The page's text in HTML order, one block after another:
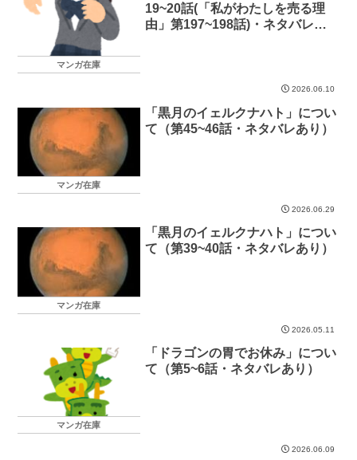
マンガ在庫
19~20話(「私がわたしを売る理
由」第197~198話)・ネタバレあ
2026.06.10
マンガ在庫
「黒月のイェルクナハト」につい
て（第45~46話・ネタバレあり）
2026.06.29
マンガ在庫
「黒月のイェルクナハト」につい
て（第39~40話・ネタバレあり）
2026.05.11
マンガ在庫
「ドラゴンの胃でお休み」につい
て（第5~6話・ネタバレあり）
2026.06.09